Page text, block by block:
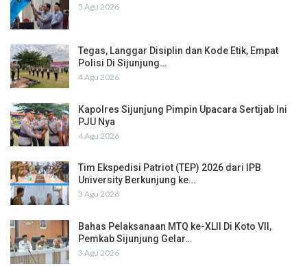
5 Agu 2026
Tegas, Langgar Disiplin dan Kode Etik, Empat
Polisi Di Sijunjung…
4 Agu 2026
Kapolres Sijunjung Pimpin Upacara Sertijab Ini
PJU Nya
4 Agu 2026
Tim Ekspedisi Patriot (TEP) 2026 dari IPB
University Berkunjung ke…
3 Agu 2026
Bahas Pelaksanaan MTQ ke-XLII Di Koto VII,
Pemkab Sijunjung Gelar…
3 Agu 2026